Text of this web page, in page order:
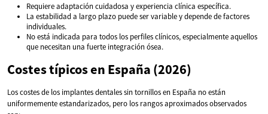
Requiere adaptación cuidadosa y experiencia clínica específica.
La estabilidad a largo plazo puede ser variable y depende de factores
individuales.
No está indicada para todos los perfiles clínicos, especialmente aquellos
que necesitan una fuerte integración ósea.
Costes típicos en España (2026)
Los costes de los implantes dentales sin tornillos en España no están
uniformemente estandarizados, pero los rangos aproximados observados